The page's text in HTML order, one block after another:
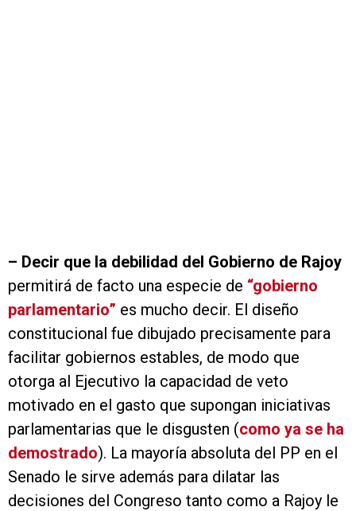
– Decir que la debilidad del Gobierno de Rajoy
permitirá de facto una especie de “gobierno
parlamentario” es mucho decir. El diseño
constitucional fue dibujado precisamente para
facilitar gobiernos estables, de modo que
otorga al Ejecutivo la capacidad de veto
motivado en el gasto que supongan iniciativas
parlamentarias que le disgusten (como ya se ha
demostrado). La mayoría absoluta del PP en el
Senado le sirve además para dilatar las
decisiones del Congreso tanto como a Rajoy le